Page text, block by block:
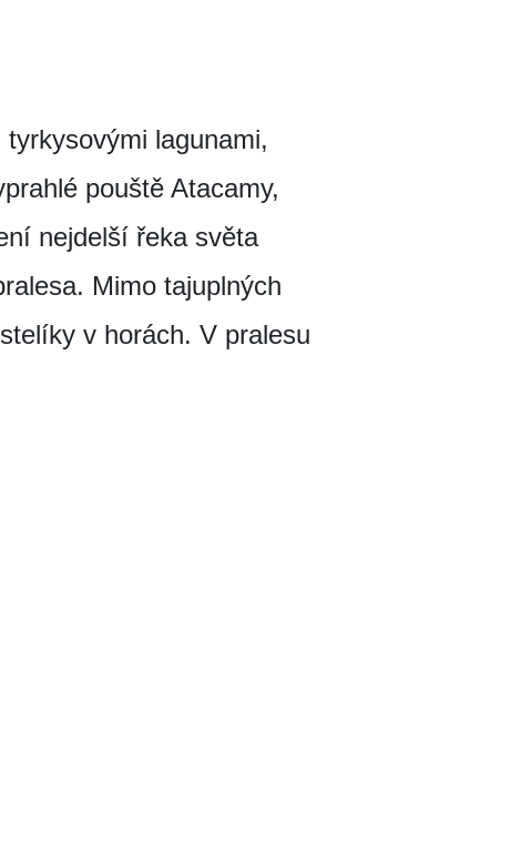
lagunami,
pouště Atacamy,
nejdelší řeka světa
Mimo tajuplných
v horách. V pralesu